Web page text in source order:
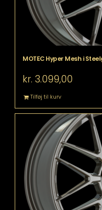
MOTEC Hyper Mesh i
kr. 3.099,00
Tilføj til kurv